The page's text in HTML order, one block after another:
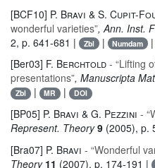
[BCF10] P. Bravi & S. Cupit-
wonderful varieties”, Ann. Inst.
2, p. 641-681 |
Zbl | Numdam
[Ber03] F. Berchtold - “Lifting
presentations”, Manuscripta
Zbl | MR | DOI
[BP05] P. Bravi & G. Pezzini -
Represent. Theory9 (2005), p.
[Bra07] P. Bravi - “Wonderful
Theory11 (2007), p. 174-191 |